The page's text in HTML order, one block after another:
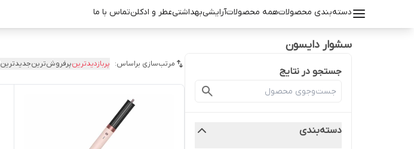
دسته‌بندی محصولاتهمه محصولاتآرایشیبهداشتیعطر و ادکلنتماس با ما
سشوار دایسون
جستجو در نتایج
دسته‌بندی
مرتب‌سازی براساس: پربازدیدترینپرفروش‌ترینجدیدترین